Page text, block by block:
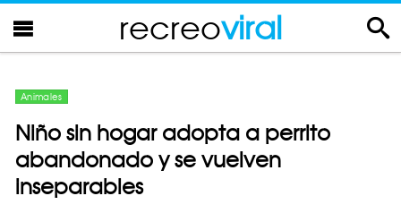
recreoviral
Animales
Niño sin hogar adopta a perrito
abandonado y se vuelven
inseparables